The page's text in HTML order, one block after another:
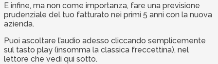
E infine, ma non come importanza, fare una previsione
prudenziale del tuo fatturato nei primi 5 anni con la nuova
azienda.
Puoi ascoltare l’audio adesso cliccando semplicemente
sul tasto play (insomma la classica freccettina), nel
lettore che vedi qui sotto.